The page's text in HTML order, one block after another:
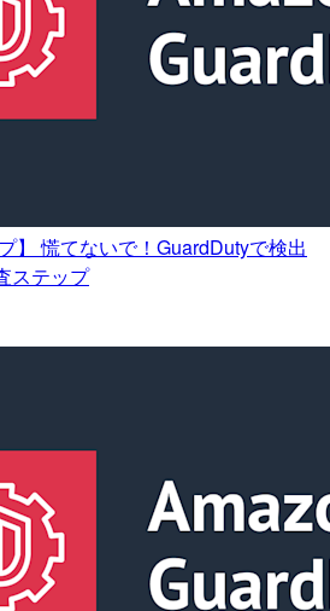
】 慌てないで！GuardDutyで検出
ステップ